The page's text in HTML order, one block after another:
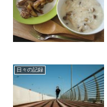
日々の記録